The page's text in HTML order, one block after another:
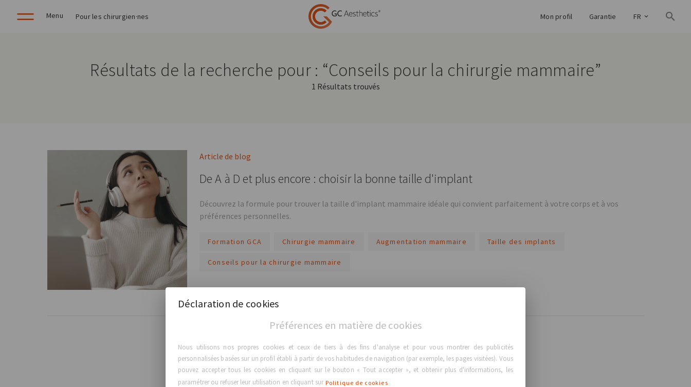
Menu Pour les chirurgien·nes Mon profil Garantie FR
Résultats de la recherche pour : “Conseils pour la chirurgie mammaire”
1 Résultats trouvés
Article de blog
De A à D et plus encore : choisir la bonne taille d'implant
Découvrez la formule pour trouver la taille d'implant mammaire idéale qui convient parfaitement à votre corps et à vos
préférences personnelles.
Formation GCA Chirurgie mammaire Augmentation mammaire Taille des implants
Conseils pour la chirurgie mammaire
RETOUR À LA PAGE D'ACCUEIL
Déclaration de cookies
Préférences en matière de cookies
Nous utilisons nos propres cookies et ceux de tiers à des fins d'analyse et pour vous montrer des publicités
personnalisées basées sur un profil établi à partir de vos habitudes de navigation (par exemple, les pages visitées). Vous
pouvez accepter tous les cookies en cliquant sur le bouton « Tout accepter », et obtenir plus d'informations, les
paramétrer ou refuser leur utilisation en cliquant sur Politique de cookies